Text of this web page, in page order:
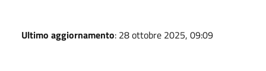
Ultimo aggiornamento: 28 ottobre 2025, 09:09